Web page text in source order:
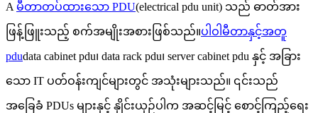
A မီတာတပ်ထားသော PDU(electrical pdu unit) သည် ဓာတ်အား
ဖြန့်ဖြူးသည့် စက်အမျိုးအစားဖြစ်သည်။ပါဝါမီတာနှင့်အတူ
pdudata cabinet pdu၊ data rack pdu၊ server cabinet pdu နှင့် အခြား
သော IT ပတ်ဝန်းကျင်များတွင် အသုံးများသည်။ ၎င်းသည်
အခြေခံ PDUs များနှင့် နှိုင်းယှဉ်ပါက အဆင့်မြင့် စောင့်ကြည့်ရေး